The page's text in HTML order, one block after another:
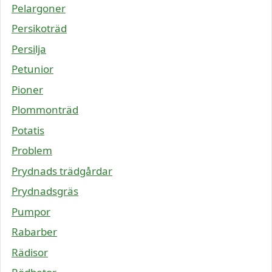
Pelargoner
Persikoträd
Persilja
Petunior
Pioner
Plommonträd
Potatis
Problem
Prydnads trädgårdar
Prydnadsgräs
Pumpor
Rabarber
Rädisor